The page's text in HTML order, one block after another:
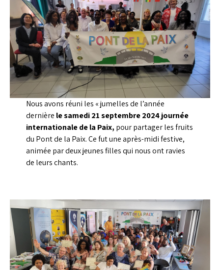
Nous avons réuni les « jumelles de l’année
dernière le samedi 21 septembre 2024 journée
internationale de la Paix, pour partager les fruits
du Pont de la Paix. Ce fut une après-midi festive,
animée par deux jeunes filles qui nous ont ravies
de leurs chants.